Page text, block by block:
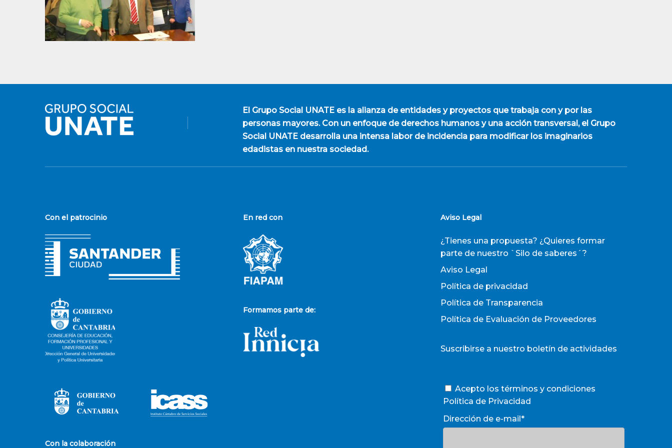
El Grupo Social UNATEes la alianza de entidades y proyectos que trabaja con y por las
personas mayores. Con un enfoque de derechos humanos y una acción transversal, el Grupo
Social UNATE desarrolla una intensa labor de incidencia para modificar los imaginarios
edadistas en nuestra sociedad.
Con el patrocinio
Con la colaboración
En red con
Formamos parte de:
Aviso Legal
¿Tienes una propuesta? ¿Quieres formar
parte de nuestro `Silo de saberes´?
Aviso Legal
Política de privacidad
Política de Transparencia
Política de Evaluación de Proveedores
Suscribirse a nuestro boletín de actividades
Acepto los términos y condiciones
Política de Privacidad
Dirección de e-mail*